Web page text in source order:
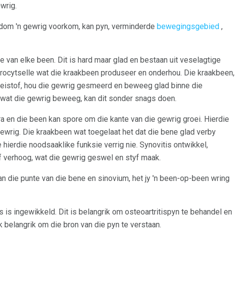
'n gewrig voorkom, kan pyn, verminderde bewegingsgebied ,
van elke been. Dit is hard maar glad en bestaan ​​uit veselagtige
wat die kraakbeen produseer en onderhou. Die kraakbeen,
hou die gewrig gesmeerd en beweeg glad binne die
die gewrig beweeg, kan dit sonder snags doen.
die been kan spore om die kante van die gewrig groei. Hierdie
Die kraakbeen wat toegelaat het dat die bene glad verby
noodsaaklike funksie verrig nie. Synovitis ontwikkel,
wat die gewrig geswel en styf maak.
die punte van die bene en sinovium, het jy 'n been-op-been wring
ingewikkeld. Dit is belangrik om osteoartritispyn te behandel en
om die bron van die pyn te verstaan.